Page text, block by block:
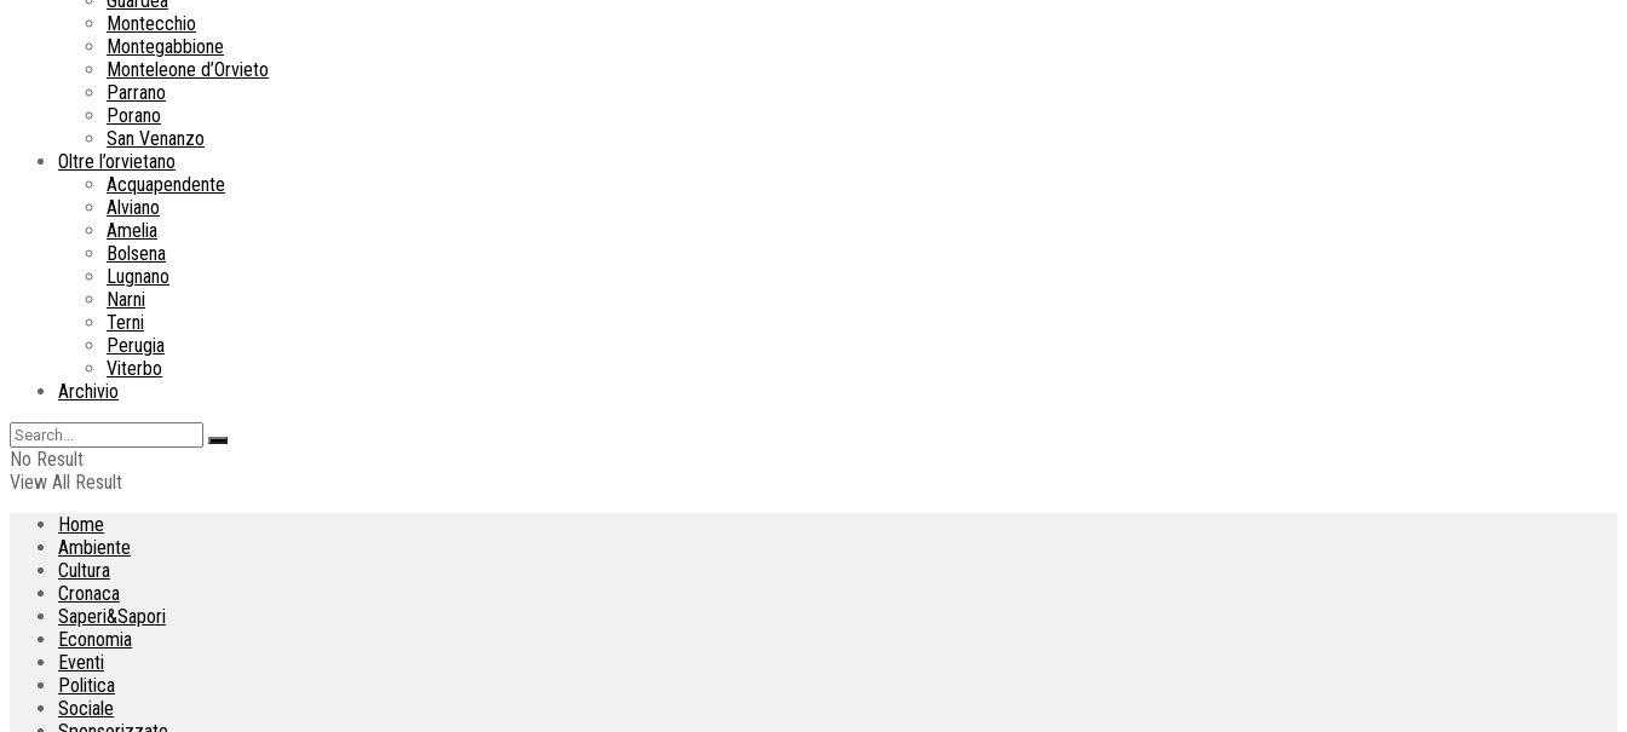
Montecchio
Montegabbione
Monteleone d’Orvieto
Parrano
Porano
San Venanzo
Oltre l’orvietano
Acquapendente
Alviano
Amelia
Bolsena
Lugnano
Narni
Terni
Perugia
Viterbo
Archivio
No Result
View All Result
Home
Ambiente
Cultura
Cronaca
Saperi&Sapori
Economia
Eventi
Politica
Sociale